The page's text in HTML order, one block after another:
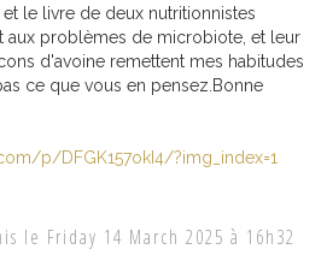
le livre de deux nutritionnistes
aux problèmes de microbiote, et leur
d'avoine remettent mes habitudes
ce que vous en pensez.Bonne
p/DFGK157okI4/?img_index=1
le Friday 14 March 2025 à 16h32